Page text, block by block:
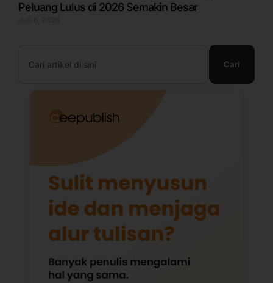
Peluang Lulus di 2026 Semakin Besar
Cari